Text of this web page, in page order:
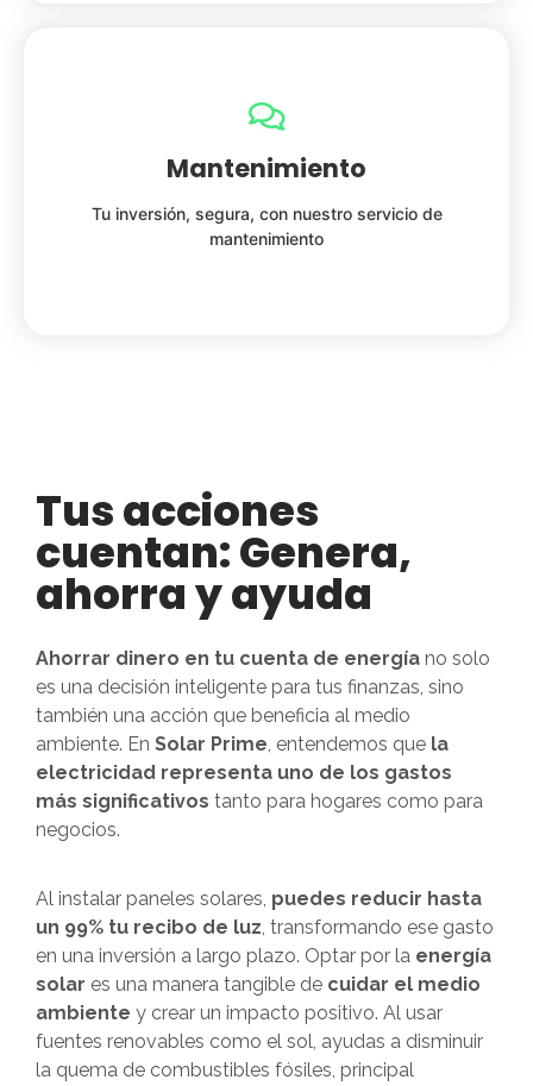
Mantenimiento
Tu inversión, segura, con nuestro servicio de
mantenimiento
Tus acciones
cuentan: Genera,
ahorra y ayuda
Ahorrar dinero en tu cuenta de energía no solo
es una decisión inteligente para tus finanzas, sino
también una acción que beneficia al medio
ambiente. En Solar Prime, entendemos que la
electricidad representa uno de los gastos
más significativos tanto para hogares como para
negocios.
Al instalar paneles solares, puedes reducir hasta
un 99% tu recibo de luz, transformando ese gasto
en una inversión a largo plazo. Optar por la energía
solar es una manera tangible de cuidar el medio
ambiente y crear un impacto positivo. Al usar
fuentes renovables como el sol, ayudas a disminuir
la quema de combustibles fósiles, principal